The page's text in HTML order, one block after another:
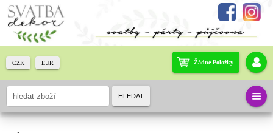
Žádné Položky
CZK EUR
HLEDAT